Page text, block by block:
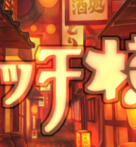
コ
ン
テ
ン
ツ
へ
ス
キ
ッ
プ